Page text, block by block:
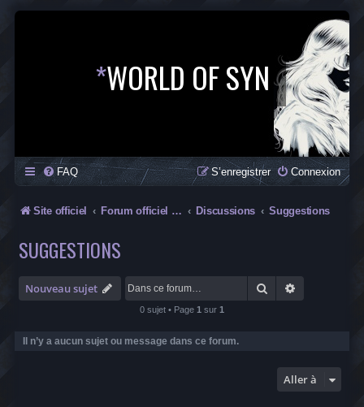
*WORLD OF SYN
FAQ Connexion
S’enregistrer
Site officiel Forum officiel de la Saga SYN Discussions Suggestions
SUGGESTIONS
Nouveau sujet Rechercher
0 sujet • Page 1 sur 1
Il n’y a aucun sujet ou message dans ce forum.
Aller à